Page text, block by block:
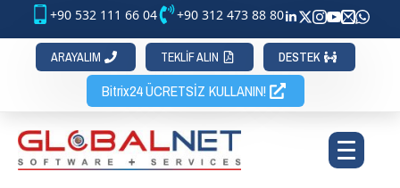
+90 532 111 66 04 +90 312 473 88 80
ARAYALIM TEKLİF ALIN DESTEK
Bitrix24 ÜCRETSİZ KULLANIN!